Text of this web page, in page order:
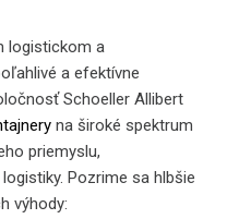
logistickom a
a efektívne
Schoeller Allibert
na široké spektrum
priemyslu,
Pozrime sa hlbšie
výhody: